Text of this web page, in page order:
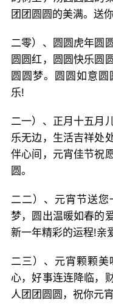
团团圆圆的美满。送
二零）、圆圆虎年圆
圆圆红，圆圆快乐圆
圆圆梦。圆圆如意
乐!
二一）、正月十五月
乐无边，生活吉祥处
伴心间，元宵佳节祝
圆。
二二）、元宵节送
梦，圆出温暖如春的
新一年精彩的运程!亲
二三）、元宵颗颗
心，好事连连降临，
人团团圆圆，祝你元